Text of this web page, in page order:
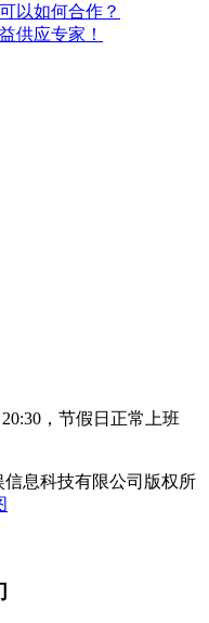
以如何合作？
供应专家！
，节假日正常上班
信息科技有限公司版权所